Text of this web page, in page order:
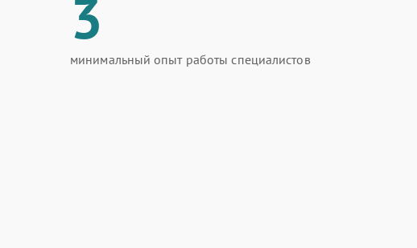
3
минимальный опыт работы специалистов